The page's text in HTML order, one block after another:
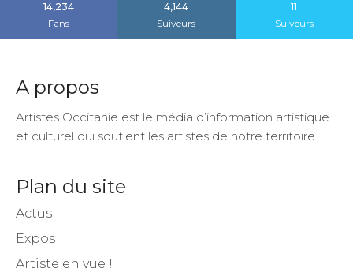
14,234
Fans
4,144
Suiveurs
11
Suiveurs
A propos
Artistes Occitanie est le média d’information artistique
et culturel qui soutient les artistes de notre territoire.
Plan du site
Actus
Expos
Artiste en vue !